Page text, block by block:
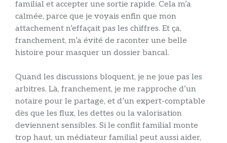
familial et accepter une sortie rapide. Cela m’a
calmée, parce que je voyais enfin que mon
attachement n’effaçait pas les chiffres. Et ça,
franchement, m’a évité de raconter une belle
histoire pour masquer un dossier bancal.
Quand les discussions bloquent, je ne joue pas les
arbitres. Là, franchement, je me rapproche d’un
notaire pour le partage, et d’un expert-comptable
dès que les flux, les dettes ou la valorisation
deviennent sensibles. Si le conflit familial monte
trop haut, un médiateur familial peut aussi aider,